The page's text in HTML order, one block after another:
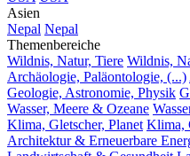
Asien
Nepal Nepal
Themenbereiche
Wildnis, Natur, Tiere Wildnis,
Archäologie, Paläontologie, (...)
Geologie, Astronomie, Physik
Wasser, Meere & Ozeane
Klima, Gletscher, Planet Klima,
Architektur & Erneuerbare